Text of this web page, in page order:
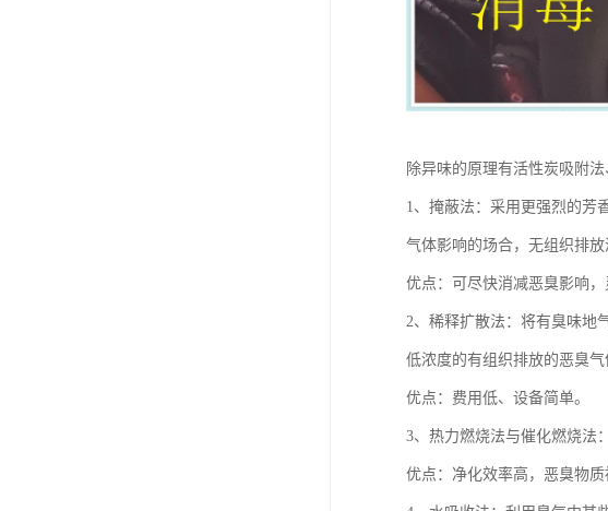
除异味的原理有活性炭吸附
1、掩蔽法：采用更强烈的芳
气体影响的场合，无组织排放
优点：可尽快消减恶臭影响，
2、稀释扩散法：将有臭味地
低浓度的有组织排放的恶臭气
优点：费用低、设备简单。
3、热力燃烧法与催化燃烧法
优点：净化效率高，恶臭物质